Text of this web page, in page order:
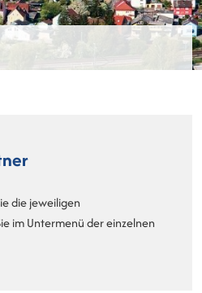
die jeweiligen
im Untermenü der einzelnen